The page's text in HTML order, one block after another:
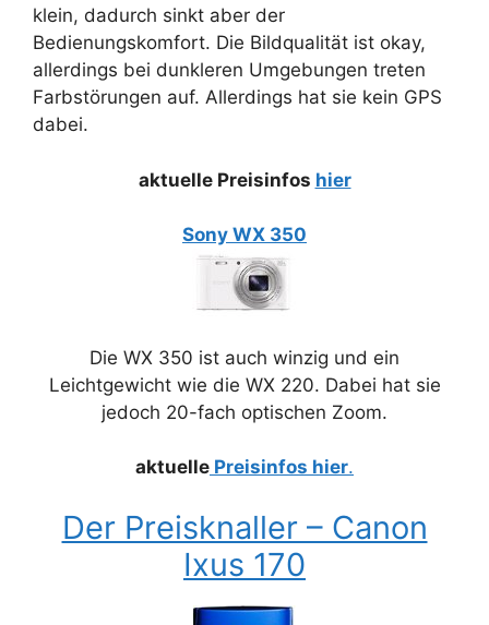
klein, dadurch sinkt aber der
Bedienungskomfort. Die Bildqualität ist okay,
allerdings bei dunkleren Umgebungen treten
Farbstörungen auf. Allerdings hat sie kein GPS
dabei.
aktuelle Preisinfos hier
Sony WX 350
Die WX 350 ist auch winzig und ein
Leichtgewicht wie die WX 220. Dabei hat sie
jedoch 20-fach optischen Zoom.
aktuelle Preisinfos hier.
Der Preisknaller – Canon
Ixus 170